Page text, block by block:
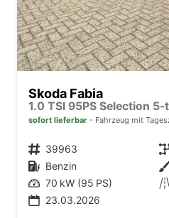
Skoda Fabia
sofort lieferbar Fahrzeug mit
Fahrzeugnr. 39963
Kraftstoff Benzin
Leistung 70 kW (95 PS) Kilometerstand
23.03.2026